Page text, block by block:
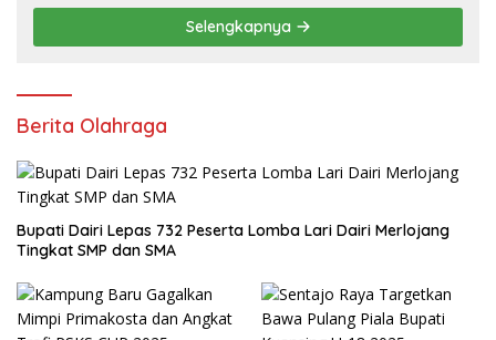
Resmi Masuk Polres Dairi
Selengkapnya
Berita Olahraga
Bupati Dairi Lepas 732 Peserta Lomba Lari Dairi Merlojang
Tingkat SMP dan SMA